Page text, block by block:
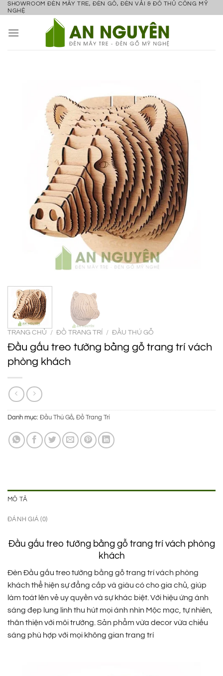
Bỏ
nội
SHOWROOM ĐÈN MÂY TRE, ĐÈN GỖ, ĐÈN VẢI & ĐỒ THỦ CÔNG MỸ
NGHỆ
TRANG CHỦ / ĐỒ TRANG TRÍ / ĐẦU THÚ GỖ
Đầu gấu treo tường bằng gỗ trang trí vách
phòng khách
Danh mục: Đầu Thú Gỗ, Đồ Trang Trí
MÔ TẢ
ĐÁNH GIÁ (0)
Đầu gấu treo tường bằng gỗ trang trí vách phòng
khách
Đèn Đầu gấu treo tường bằng gỗ trang trí vách phòng
khách thể hiện sự đẳng cấp và giàu có cho gia chủ, giúp
làm toát lên vẻ uy quyền và sự khác biệt. Với hiệu ứng ánh
sáng đẹp lung linh thu hút mọi ánh nhìn Mộc mạc, tự nhiên,
thân thiện với môi trường. Sản phẩm vừa decor vừa chiếu
sáng phù hợp với mọi không gian trang trí